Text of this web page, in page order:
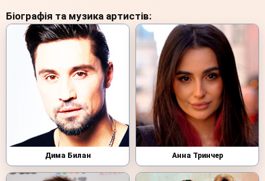
Біографія та музика артистів:
Дима Билан Анна Тринчер